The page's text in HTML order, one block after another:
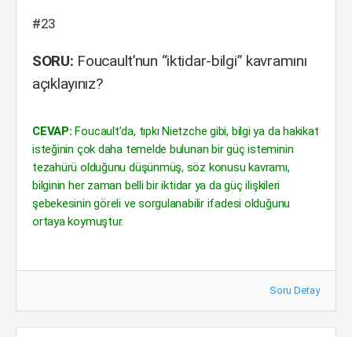
#23
SORU: Foucault’nun “iktidar-bilgi” kavramını
açıklayınız?
CEVAP: Foucault’da, tıpkı Nietzche gibi, bilgi ya da hakikat
isteğinin çok daha temelde bulunan bir güç isteminin
tezahürü olduğunu düşünmüş, söz konusu kavramı,
bilginin her zaman belli bir iktidar ya da güç ilişkileri
şebekesinin göreli ve sorgulanabilir ifadesi olduğunu
ortaya koymuştur.
Soru Detay